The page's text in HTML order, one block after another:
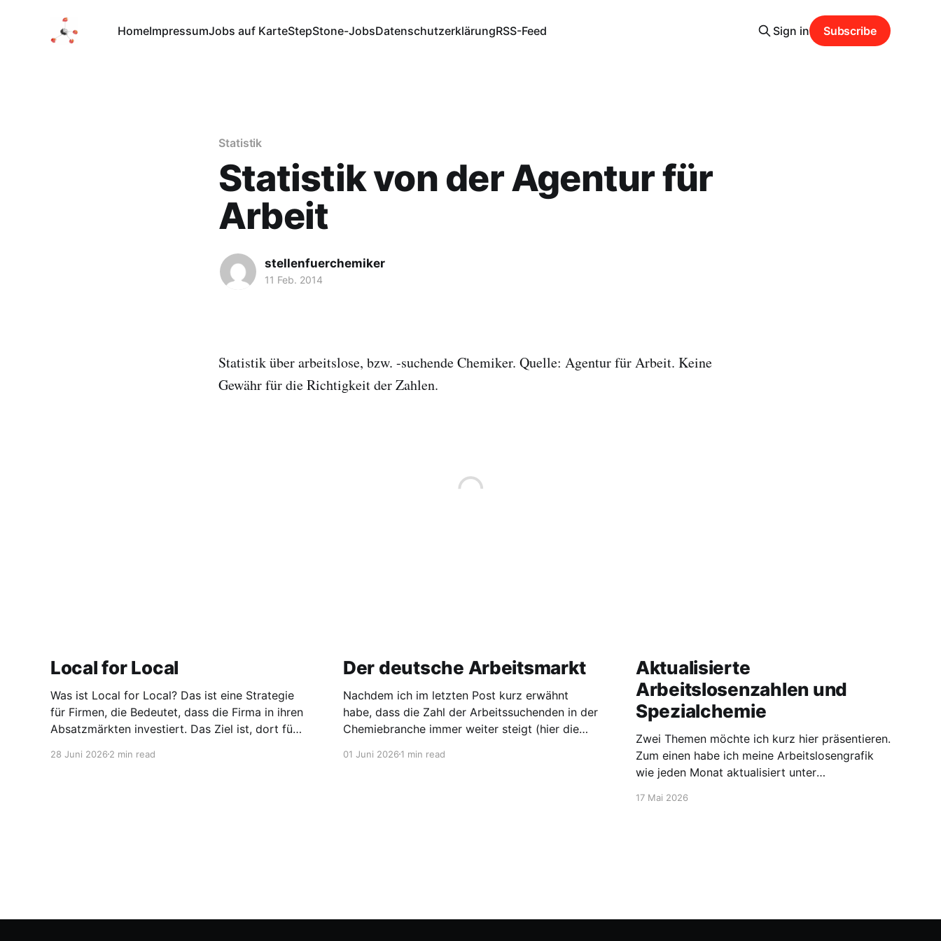
HomeImpressumJobs auf KarteStepStone-JobsDatenschutzerklärungRSS-Feed Sign in Subscribe
Statistik
Statistik von der Agentur für
Arbeit
stellenfuerchemiker
11 Feb. 2014
Statistik über arbeitslose, bzw. -suchende Chemiker. Quelle: Agentur für Arbeit. Keine
Gewähr für die Richtigkeit der Zahlen.
Local for Local
Was ist Local for Local? Das ist eine Strategie
für Firmen, die Bedeutet, dass die Firma in ihren
Absatzmärkten investiert. Das Ziel ist, dort für
entwickeln. Diese Strategie ist von Toyota
28 Juni 2026 2 min read
Der deutsche Arbeitsmarkt
Nachdem ich im letzten Post kurz erwähnt
habe, dass die Zahl der Arbeitssuchenden in der
Chemiebranche immer weiter steigt (hier die
den gesamten Arbeitsmarkt werfen. Laut
01 Juni 20261 min read
Aktualisierte
Arbeitslosenzahlen und
Spezialchemie
Zwei Themen möchte ich kurz hier präsentieren.
Zum einen habe ich meine Arbeitslosengrafik
wie jeden Monat aktualisiert unter
chemiker.de/arbeitslose-chemiker/. Und die
17 Mai 2026